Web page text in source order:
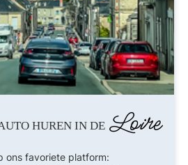
HUREN IN DE Loire
ons favoriete platform: